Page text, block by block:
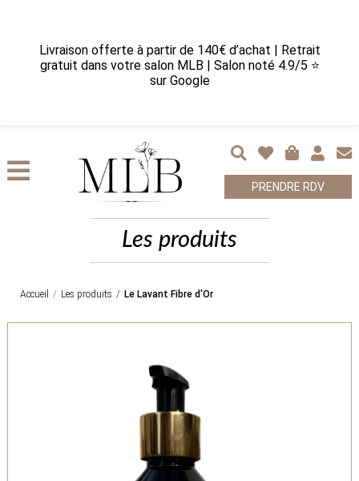
Livraison offerte à partir de 140€ d’achat | Retrait
gratuit dans votre salon MLB | Salon noté 4.9/5 ⭐
sur Google
PRENDRE RDV
Les produits
Accueil Les produits Le Lavant Fibre d'Or